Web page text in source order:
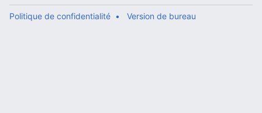
Politique de confidentialité Version de bureau